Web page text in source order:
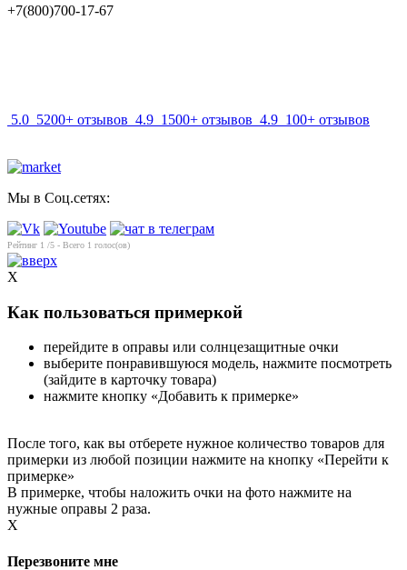
+7(800)700-17-67
5.0 5200+ отзывов 4.9 1500+ отзывов 4.9 100+ отзывов
Мы в Соц.сетях:
Рейтинг 1 /5 - Всего 1 голос(ов)
X
Как пользоваться примеркой
перейдите в оправы или солнцезащитные очки
выберите понравившуюся модель, нажмите посмотреть
(зайдите в карточку товара)
нажмите кнопку «Добавить к примерке»
После того, как вы отберете нужное количество товаров для
примерки из любой позиции нажмите на кнопку «Перейти к
примерке»
В примерке, чтобы наложить очки на фото нажмите на
нужные оправы 2 раза.
X
Перезвоните мне